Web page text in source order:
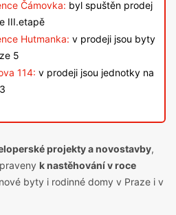
Čámovka: byl spuštěn prodej
III.etapě
Hutmanka: v prodeji jsou byty
5
114: v prodeji jsou jednotky na
projekty a novostavby,
k nastěhování v roce
byty i rodinné domy v Praze i v